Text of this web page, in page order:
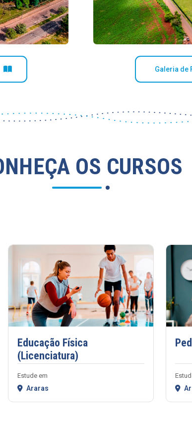
Galeria de
OS CURSOS
Educação Física
(Licenciatura)
Estude em
Araras